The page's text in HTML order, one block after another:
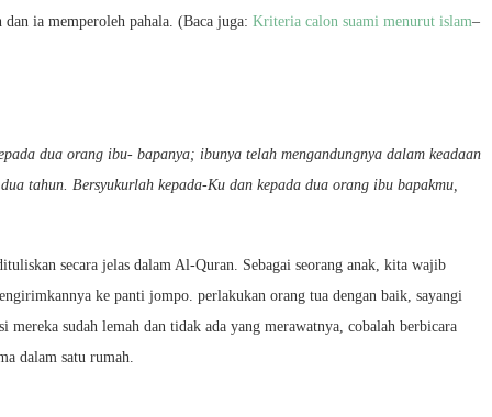
ia memperoleh pahala. (Baca juga: Kriteria calon suami menurut islam–
dua orang ibu- bapanya; ibunya telah mengandungnya dalam keadaan
tahun. Bersyukurlah kepada-Ku dan kepada dua orang ibu bapakmu,
secara jelas dalam Al-Quran. Sebagai seorang anak, kita wajib
ke panti jompo. perlakukan orang tua dengan baik, sayangi
sudah lemah dan tidak ada yang merawatnya, cobalah berbicara
dalam satu rumah.